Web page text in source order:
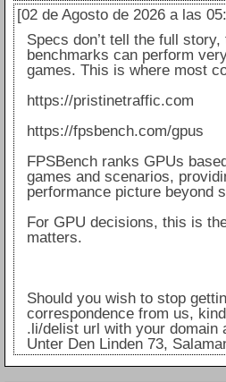
[02 de Agosto de 2026 a las
Specs don’t tell the full
benchmarks can perform
games. This is where most
https://pristinetraffic.com
https://fpsbench.com/gpus
FPSBench ranks GPUs
games and scenarios,
performance picture beyond
For GPU decisions, this is
matters.
Should you wish to stop
correspondence from us,
.li/delist url with your domain
Unter Den Linden 73,